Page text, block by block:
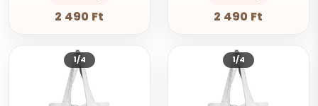
2 490 Ft 2 490 Ft
1/4 1/4